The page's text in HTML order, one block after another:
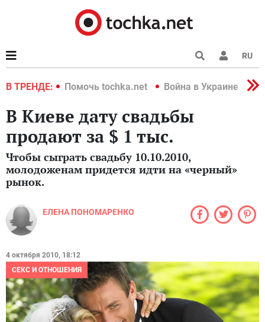
RU
В ТРЕНДЕ:
2022 Помочь tochka.net Война в Украине 2022
В Киеве дату свадьбы
продают за $ 1 тыс.
Чтобы сыграть свадьбу 10.10.2010,
молодоженам придется идти на «черный»
рынок.
ЕЛЕНА ПОНОМАРЕНКО
4 октября 2010, 18:12
СЕКС И ОТНОШЕНИЯ